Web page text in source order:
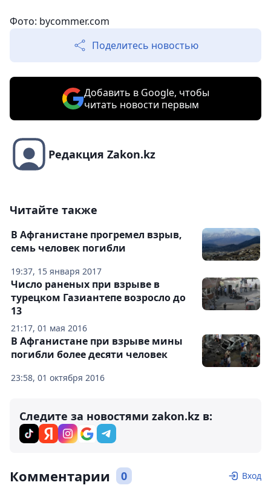
Фото: bycommer.com
Поделитесь новостью
Добавить в Google, чтобы
читать новости первым
Редакция Zakon.kz
Читайте также
19:37, 15 января 2017
В Афганистане прогремел взрыв,
семь человек погибли
21:17, 01 мая 2016
Число раненых при взрыве в
турецком Газиантепе возросло до
13
23:58, 01 октября 2016
В Афганистане при взрыве мины
погибли более десяти человек
Следите за новостями zakon.kz в:
Комментарии 0 Вход